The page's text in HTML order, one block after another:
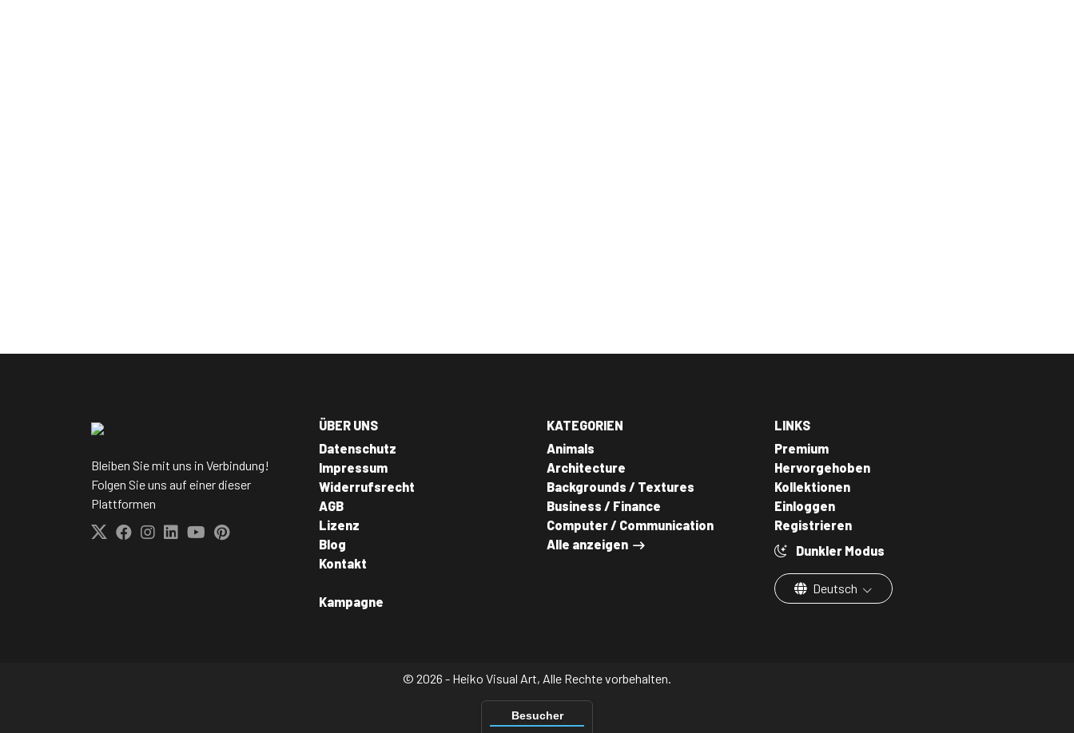
Bleiben Sie mit uns in Verbindung!
Folgen Sie uns auf einer dieser
Plattformen
ÜBER UNS
Datenschutz
Impressum
Widerrufsrecht
AGB
Lizenz
Blog
Kontakt
Kampagne
KATEGORIEN
Animals
Architecture
Backgrounds / Textures
Business / Finance
Computer / Communication
Alle anzeigen
LINKS
Premium
Hervorgehoben
Kollektionen
Einloggen
Registrieren
Dunkler Modus
Deutsch
© 2026 - Heiko Visual Art, Alle Rechte vorbehalten.
Besucher